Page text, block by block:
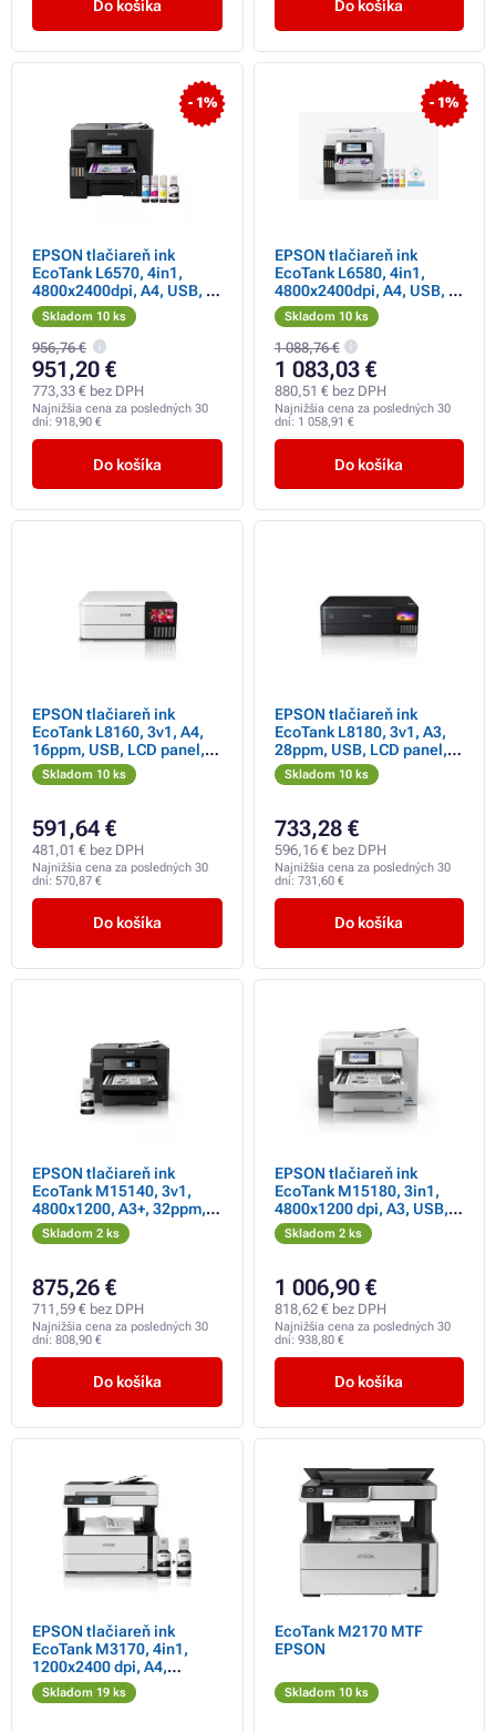
Do košíka Do košíka
- 1%
EPSON tlačiareň ink
EcoTank L6570, 4in1,
4800x2400dpi, A4, USB, 4-
ink, Záruka 5 rokov po
registrácii zadarmo
Skladom 10 ks
956,76 €
951,20 €
773,33 € bez DPH
Najnižšia cena za posledných 30
dní: 918,90 €
Do košíka
- 1%
EPSON tlačiareň ink
EcoTank L6580, 4in1,
4800x2400dpi, A4, USB, 4-
ink, Záruka 5 rokov po
registrácii zadarmo
Skladom 10 ks
1 088,76 €
1 083,03 €
880,51 € bez DPH
Najnižšia cena za posledných 30
dní: 1 058,91 €
Do košíka
EPSON tlačiareň ink
EcoTank L8160, 3v1, A4,
16ppm, USB, LCD panel,
Foto tlačiareň, 6ink,
Záruka 5 rokov po
Skladom 10 ks
591,64 €
481,01 € bez DPH
Najnižšia cena za posledných 30
dní: 570,87 €
Do košíka
EPSON tlačiareň ink
EcoTank L8180, 3v1, A3,
28ppm, USB, LCD panel,
Foto tlačiareň, 6ink,
Záruka 5 rokov po
Skladom 10 ks
733,28 €
596,16 € bez DPH
Najnižšia cena za posledných 30
dní: 731,60 €
Do košíka
EPSON tlačiareň ink
EcoTank M15140, 3v1,
4800x1200, A3+, 32ppm,
USB, Wi-Fi, Záruka 5 rokov
po registrácii zdarma
Skladom 2 ks
875,26 €
711,59 € bez DPH
Najnižšia cena za posledných 30
dní: 808,90 €
Do košíka
EPSON tlačiareň ink
EcoTank M15180, 3in1,
4800x1200 dpi, A3, USB,
25PPM, Záruka 5 rokov po
registrácii zdarma
Skladom 2 ks
1 006,90 €
818,62 € bez DPH
Najnižšia cena za posledných 30
dní: 938,80 €
Do košíka
EPSON tlačiareň ink
EcoTank M3170, 4in1,
1200x2400 dpi, A4,
39ppm, USB 2.0, Ethernet,
1200x2400 scan dpi, CIS,
Skladom 19 ks
EcoTank M2170 MTF
EPSON
Skladom 10 ks